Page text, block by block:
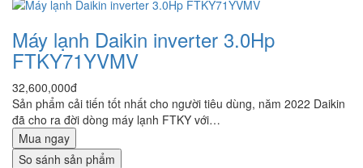
Máy lạnh Daikin inverter 3.0Hp
FTKY71YVMV
32,600,000đ
Sản phẩm cải tiến tốt nhất cho người tiêu dùng, năm 2022 Daikin
đã cho ra đời dòng máy lạnh FTKY với…
Mua ngay
So sánh sản phẩm